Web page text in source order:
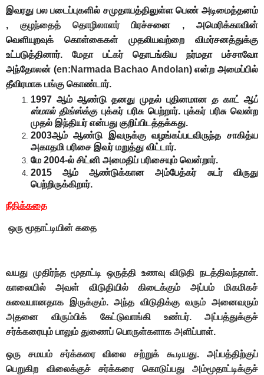
இவரது பல படைப்புகளில் சமுதாயத்திலுள்ள பெண் அடிமைத்தனம்
, குழந்தைத் தொழிலாளர்பிரச்சனை , அமெரிக்காவின்
வெளியுறவுக் கொள்கைகள் முதலியவற்றை விமர்சனத்துக்கு
உட்படுத்தினார். மேதா பட்கர்தொடங்கிய நர்மதா பச்சாவோ
அந்தோலன் (en:Narmada Bachao Andolan) என்ற அமைப்பில்
தீவிரமாக பங்கு கொண்டார்.
1997 ஆம் ஆண்டு தனது முதல் புதினமான த காட் ஆப்
ஸ்மால் திங்ஸ்க்குபுக்கர் பரிசு பெற்றார். புக்கர் பரிசு வென்ற
முதல் இந்தியர் என்பது குறிப்பிடத்தக்கது.
2003ஆம் ஆண்டு இவருக்கு வழங்கப்படவிருந்த சாகித்ய
அகாதமி பரிசை இவர் மறுத்து விட்டார்.
மே 2004-ல் சிட்னி அமைதிப் பரிசையும் வென்றார்.
2015 ஆம் ஆண்டுக்கான அம்பேத்கர் சுடர் விருது
பெற்றிருக்கிறார்.
நீதிக்கதை
ஒரு மூதாட்டியின் கதை
வயது முதிர்ந்த மூதாட்டி ஒருத்தி உணவு விடுதி நடத்திவந்தாள்.
காலையில் அவள் விடுதியில் கிடைக்கும் அப்பம் மிகமிகச்
சுவையானதாக இருக்கும். அந்த விடுதிக்கு வரும் அனைவரும்
அதனை விரும்பிக் கேட்டுவாங்கி உண்பர். அப்பத்துக்குச்
சர்க்கரையும் பாலும் துணைப் பொருள்களாக அளிப்பாள்.
ஒரு சமயம் சர்க்கரை விலை சற்றுக் கூடியது. அப்பத்திற்குப்
பெறுகிற விலைக்குச் சர்க்கரை கொடுப்பது அம்மூதாட்டிக்குச்